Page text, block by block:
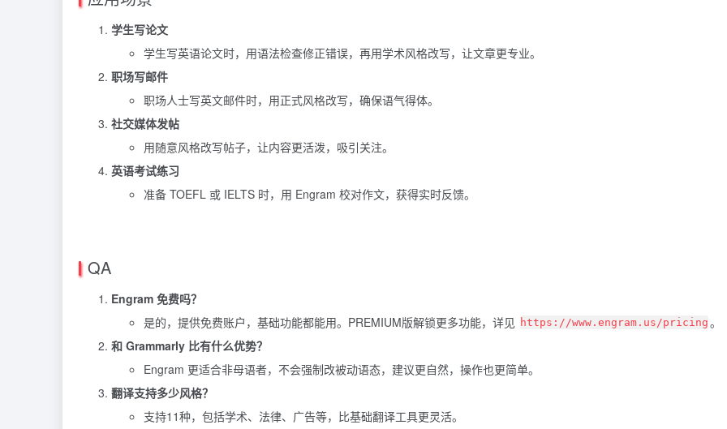
学生写论文
学生写英语论文时，用语法检查修正错误，再用学术风格改写，让文章更专业。
职场写邮件
职场人士写英文邮件时，用正式风格改写，确保语气得体。
社交媒体发帖
用随意风格改写帖子，让内容更活泼，吸引关注。
英语考试练习
准备 TOEFL 或 IELTS 时，用 Engram 校对作文，获得实时反馈。
QA
Engram 免费吗？
是的，提供免费账户，基础功能都能用。PREMIUM版解锁更多功能，详见 https://www.engram.us/pricing 。
和 Grammarly 比有什么优势？
Engram 更适合非母语者，不会强制改被动语态，建议更自然，操作也更简单。
翻译支持多少风格？
支持11种，包括学术、法律、广告等，比基础翻译工具更灵活。